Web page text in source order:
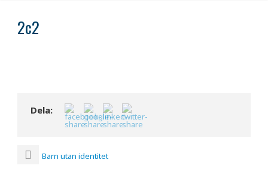
2c2
Dela:
Barn utan identitet